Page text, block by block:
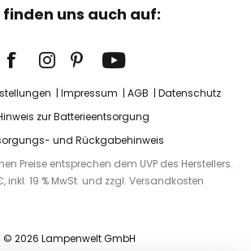
finden uns auch auf:
Impressum AGB
Datenschutz
zur Batterieentsorgung
und Rückgabehinweis
Preise entsprechen dem UVP des Herstellers.
inkl. 19 % MwSt. und zzgl. Versandkosten
© 2026 Lampenwelt GmbH